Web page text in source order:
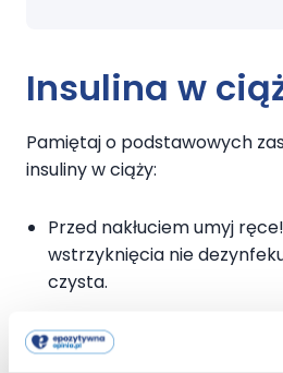
Insulina w
Pamiętaj o podstawowych
insuliny w ciąży:
Przed nakłuciem umyj
wstrzyknięcia nie
czysta.
Insulinę długodziałającą
pośladek (stąd wchłania